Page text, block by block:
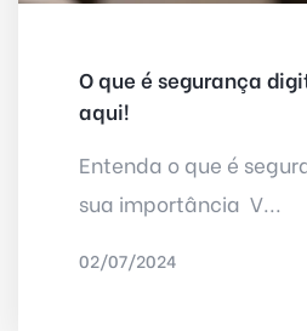
O que é segurança
aqui!
Entenda o que é
sua importância V...
02/07/2024